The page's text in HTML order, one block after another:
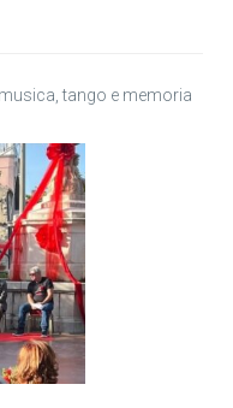
tango e memoria